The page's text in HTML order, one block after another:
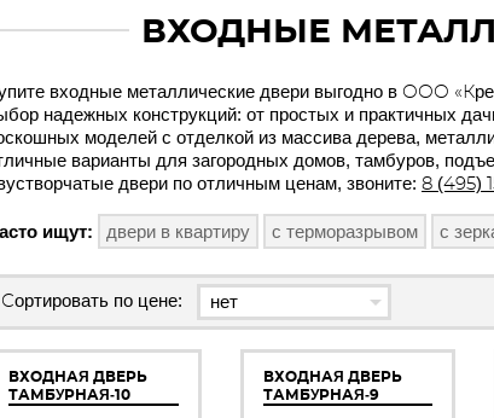
ВХОДНЫЕ
входные металлические двери выгодно в ООО
надежных конструкций: от простых и практичных
моделей с отделкой из массива дерева,
варианты для загородных домов, тамбуров,
двери по отличным ценам, звоните: 8 (495)
ищут: двери в квартиру с терморазрывом с
Сортировать по цене:
ВХОДНАЯ ДВЕРЬ
ТАМБУРНАЯ-10
ВХОДНАЯ ДВЕРЬ
ТАМБУРНАЯ-9